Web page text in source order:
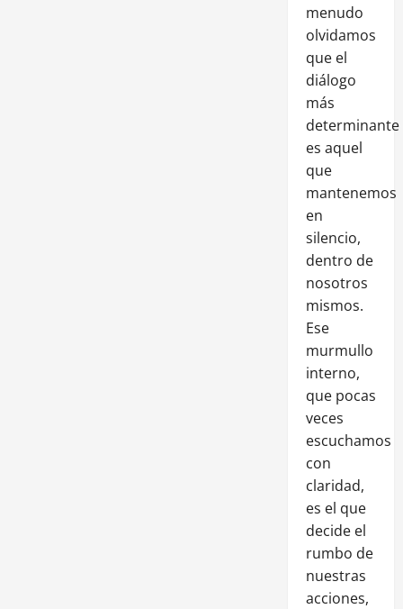
menudo
olvidamos
que el
diálogo
más
determinante
es aquel
que
mantenemos
en
silencio,
dentro de
nosotros
mismos.
Ese
murmullo
interno,
que pocas
veces
escuchamos
con
claridad,
es el que
decide el
rumbo de
nuestras
acciones,